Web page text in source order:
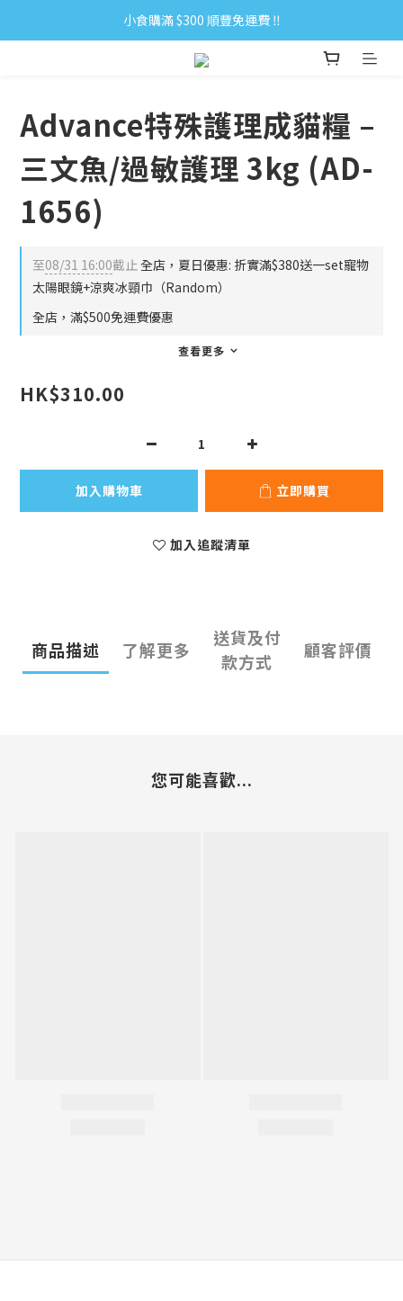
小食購滿 $300 順豐免運費 ‼
小食購滿 $300 順豐免運費 ‼
全單購滿 $500 免運費 ♥︎ 會員積分回贈 $1＝1Pt.
Advance特殊護理成貓糧 –
三文魚/過敏護理 3kg (AD-
1656)
至08/31 16:00截止全店，夏日優惠: 折實滿$380送一set寵物
太陽眼鏡+涼爽冰頸巾（Random）
全店，滿$500免運費優惠
查看更多
HK$310.00
加入購物車 立即購買
加入追蹤清單
商品描述 了解更多
送貨及付
款方式
顧客評價
您可能喜歡...